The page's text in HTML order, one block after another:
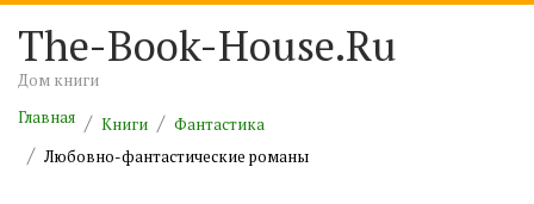
The-Book-House.Ru
Дом книги
Главная
Книги
Фантастика
Любовно-фантастические романы